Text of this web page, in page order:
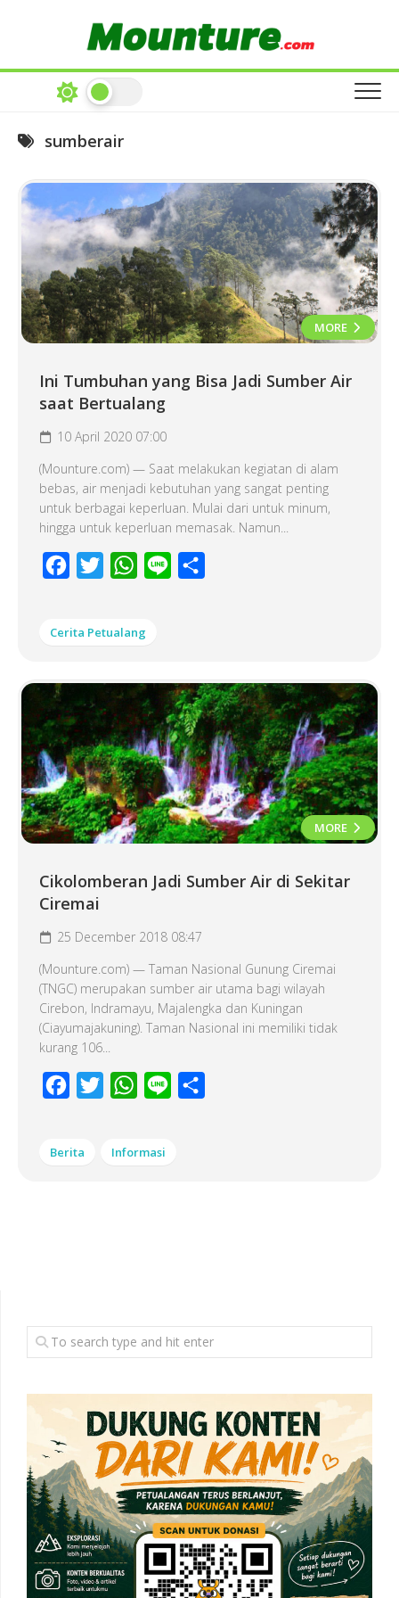
sumberair
MORE
Ini Tumbuhan yang Bisa Jadi Sumber Air
saat Bertualang
10 April 2020 07:00
(Mounture.com) — Saat melakukan kegiatan di alam
bebas, air menjadi kebutuhan yang sangat penting
untuk berbagai keperluan. Mulai dari untuk minum,
hingga untuk keperluan memasak. Namun...
Facebook
Twitter WhatsApp
Line
Cerita Petualang
MORE
Cikolomberan Jadi Sumber Air di Sekitar
Ciremai
25 December 2018 08:47
(Mounture.com) — Taman Nasional Gunung Ciremai
(TNGC) merupakan sumber air utama bagi wilayah
Cirebon, Indramayu, Majalengka dan Kuningan
(Ciayumajakuning). Taman Nasional ini memiliki tidak
kurang 106...
Facebook
Twitter WhatsApp
Line
Berita Informasi